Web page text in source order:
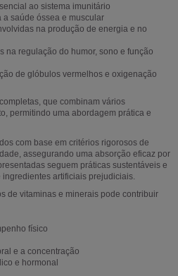
ao sistema imunitário
a saúde óssea e muscular
na produção de energia e no
na regulação do humor, sono e função
de glóbulos vermelhos e oxigenação
que combinam vários
permitindo uma abordagem prática e
com base em critérios rigorosos de
assegurando uma absorção eficaz por
seguem práticas sustentáveis e
artificiais prejudiciais.
de vitaminas e minerais pode contribuir
físico
e a concentração
e hormonal